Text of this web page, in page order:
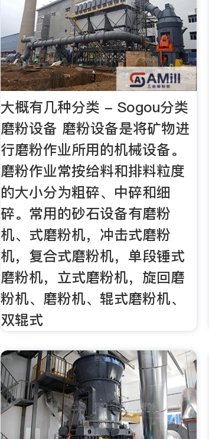
大概有几种分类 - Sogou分类
磨粉设备 磨粉设备是将矿物进
行磨粉作业所用的机械设备。
磨粉作业常按给料和排料粒度
的大小分为粗碎、中碎和细
碎。常用的砂石设备有磨粉
机、式磨粉机，冲击式磨粉
机，复合式磨粉机，单段锤式
磨粉机，立式磨粉机，旋回磨
粉机、磨粉机、辊式磨粉机、
双辊式